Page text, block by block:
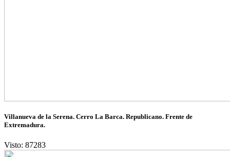
Villanueva de la Serena. Cerro La Barca. Republicano. Frente de
Extremadura.
Visto: 87283